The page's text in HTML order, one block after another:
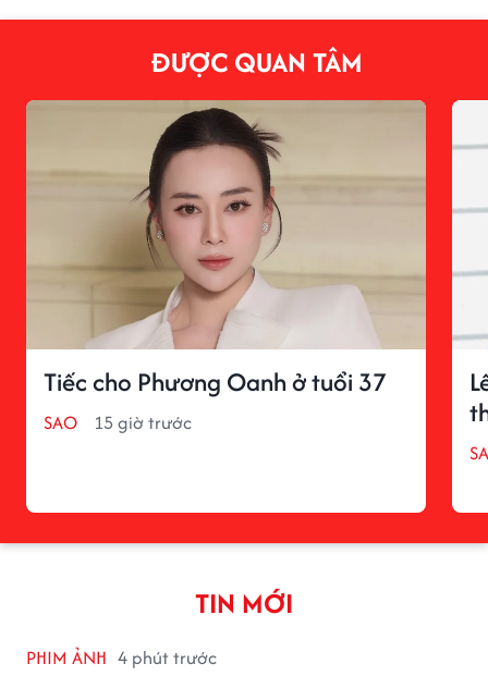
ĐƯỢC QUAN TÂM
Tiếc cho Phương Oanh ở tuổi 37
SAO 15 giờ trước
TIN MỚI
PHIM ẢNH 4 phút trước